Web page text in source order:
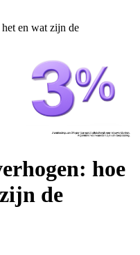
en wat zijn de
hoe
de